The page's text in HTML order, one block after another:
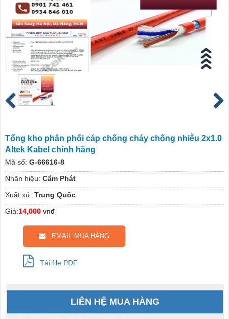
Tổng kho phân phối cáp chống cháy chống nhiễu 2x1.0
Altek Kabel chính hãng
Mã số: G-66616-8
Nhãn hiệu: Cẩm Phát
Xuất xứ: Trung Quốc
Giá:14,000 vnđ
EMAIL MUA HÀNG
Tải file PDF
LIÊN HỆ MUA HÀNG